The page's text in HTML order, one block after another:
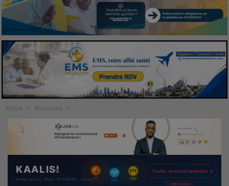
Home Annonces